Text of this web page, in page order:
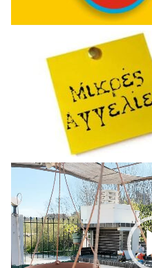
Πρόγραμμα
Αναπαραγωγής
Βίντεο